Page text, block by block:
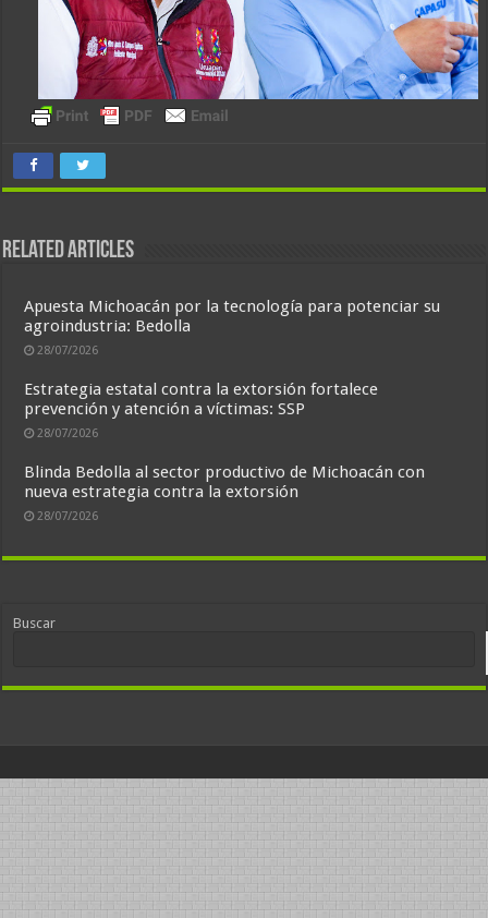
Related Articles
Apuesta Michoacán por la tecnología para potenciar su
agroindustria: Bedolla
28/07/2026
Estrategia estatal contra la extorsión fortalece
prevención y atención a víctimas: SSP
28/07/2026
Blinda Bedolla al sector productivo de Michoacán con
nueva estrategia contra la extorsión
28/07/2026
Buscar